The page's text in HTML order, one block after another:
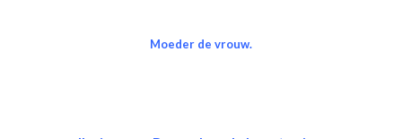
Moeder de vrouw.